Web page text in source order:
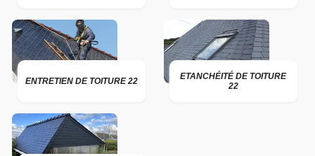
ENTRETIEN DE TOITURE 22
ETANCHÉITÉ DE TOITURE
22